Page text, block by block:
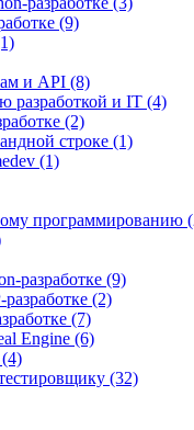
(9)
и API (8)
разработкой и IT (4)
(2)
строке (1)
(1)
программированию
разработке (9)
(2)
(7)
Engine (6)
(32)